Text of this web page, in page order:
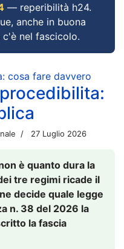
— reperibilità h24.
anche in buona
nel fascicolo.
cosa fare davvero
27 Luglio 2026
è quanto dura la
tre regimi ricade il
decide quale legge
n. 38 del 2026 la
la fascia